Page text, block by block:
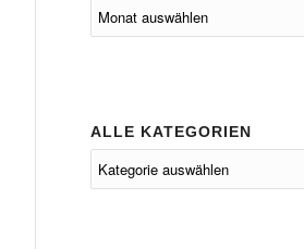
ALLE KATEGORIEN